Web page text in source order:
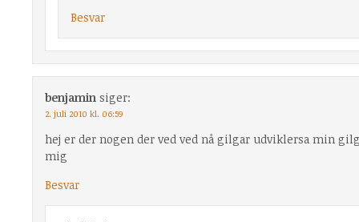
Besvar
benjamin siger:
2. juli 2010 kl. 06:59
hej er der nogen der ved ved nå gilgar udviklersa min
mig
Besvar